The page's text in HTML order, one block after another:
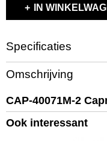
IN
Specificaties
Productcode
CAP-40071M-2
EAN code
Productcode leverancier
Omschrijving
CAP-40071M-2
Ook interessant